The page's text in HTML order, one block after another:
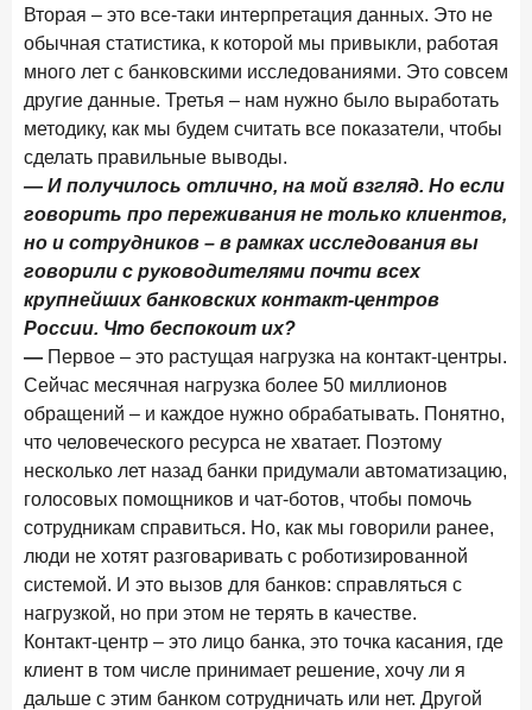
Бизнес на маркетплейсах: новичкам здесь больше не
место
6 февраля 2026 года ИССЛЕДОВАНИЕ
По итогам января 2026 года объем выдач кредитов
составил 822,8 млрд руб.
2 февраля 2026 года ИССЛЕДОВАНИЕ
Premium Banking в 2025 году: портрет клиента, тренды
и стратегии банков
30 января 2026 года ИССЛЕДОВАНИЕ
Главные «болевые точки» бизнеса при открытии
расчетного счета в банках
26 января 2026 года ИССЛЕДОВАНИЕ
Ипотека. Итоги декабря 2025 года
ИССЛЕДОВАНИЕ
По итогам декабря 2025 года объем выдач кредитов
составил 1 326,5 млрд руб.
Цифра дня
Средняя ставка по ипотеке в России
8,95%
+1,48 п.п.
год к году
Вторая – это все-таки интерпретация данных. Это не
обычная статистика, к которой мы привыкли, работая
много лет с банковскими исследованиями. Это совсем
другие данные. Третья – нам нужно было выработать
методику, как мы будем считать все показатели, чтобы
сделать правильные выводы.
— И получилось отлично, на мой взгляд. Но если
говорить про переживания не только клиентов,
но и сотрудников – в рамках исследования вы
говорили с руководителями почти всех
крупнейших банковских контакт-центров
России. Что беспокоит их?
— Первое – это растущая нагрузка на контакт-центры.
Сейчас месячная нагрузка более 50 миллионов
обращений – и каждое нужно обрабатывать. Понятно,
что человеческого ресурса не хватает. Поэтому
несколько лет назад банки придумали автоматизацию,
голосовых помощников и чат-ботов, чтобы помочь
сотрудникам справиться. Но, как мы говорили ранее,
люди не хотят разговаривать с роботизированной
системой. И это вызов для банков: справляться с
нагрузкой, но при этом не терять в качестве.
Контакт-центр – это лицо банка, это точка касания, где
клиент в том числе принимает решение, хочу ли я
дальше с этим банком сотрудничать или нет. Другой